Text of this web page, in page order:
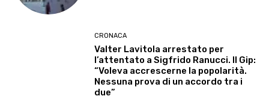
CRONACA
Valter Lavitola arrestato per
l’attentato a Sigfrido Ranucci. Il Gip:
“Voleva accrescerne la popolarità.
Nessuna prova di un accordo tra i
due”